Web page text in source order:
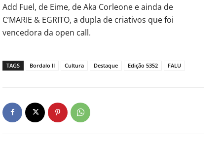
Add Fuel, de Eime, de Aka Corleone e ainda de
C’MARIE & EGRITO, a dupla de criativos que foi
vencedora da open call.
TAGS Bordalo II Cultura Destaque Edição 5352 FALU